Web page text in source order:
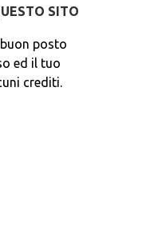
SITO
posto
ed il tuo
crediti.